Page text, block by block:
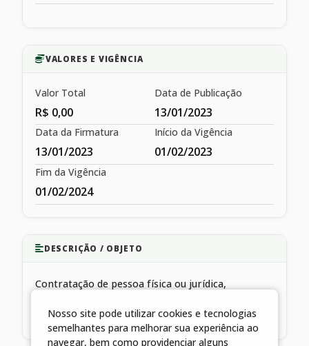
VALORES E VIGÊNCIA
Valor Total
R$ 0,00
Data de Publicação
13/01/2023
Data da Firmatura
13/01/2023
Início da Vigência
01/02/2023
Fim da Vigência
01/02/2024
DESCRIÇÃO / OBJETO
Contratação de pessoa física ou jurídica,
complementares de assistência à saúde
Nosso site pode utilizar cookies e tecnologias
semelhantes para melhorar sua experiência ao
navegar, bem como providenciar alguns